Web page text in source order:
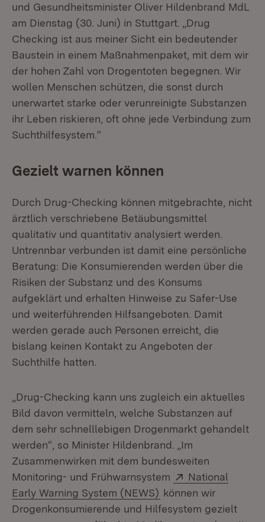
und Gesundheitsminister Oliver Hildenbrand MdL
am Dienstag (30. Juni) in Stuttgart. „Drug
Checking ist aus meiner Sicht ein bedeutender
Baustein in einem Maßnahmenpaket, mit dem wir
der hohen Zahl von Drogentoten begegnen. Wir
wollen Menschen schützen, die sonst durch
unerwartet starke oder verunreinigte Substanzen
ihr Leben riskieren, oft ohne jede Verbindung zum
Suchthilfesystem.“
Gezielt warnen können
Durch Drug-Checking können mitgebrachte, nicht
ärztlich verschriebene Betäubungsmittel
qualitativ und quantitativ analysiert werden.
Untrennbar verbunden ist damit eine persönliche
Beratung: Die Konsumierenden werden über die
Risiken der Substanz und des Konsums
aufgeklärt und erhalten Hinweise zu Safer-Use
und weiterführenden Hilfsangeboten. Damit
werden gerade auch Personen erreicht, die
bislang keinen Kontakt zu Angeboten der
Suchthilfe hatten.
„Drug-Checking kann uns zugleich ein aktuelles
Bild davon vermitteln, welche Substanzen auf
dem sehr schnelllebigen Drogenmarkt gehandelt
werden“, so Minister Hildenbrand. „Im
Zusammenwirken mit dem bundesweiten
Monitoring- und Frühwarnsystem
Extern:
National
Early Warning System (NEWS) (Öffnet in neuem
können wir
Drogenkonsumierende und Hilfesystem gezielt